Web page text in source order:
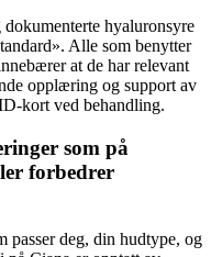
dokumenterte hyaluronsyre
Alle som benytter
at de har relevant
opplæring og support av
kort ved behandling.
som på
forbedrer
passer deg, din hudtype, og